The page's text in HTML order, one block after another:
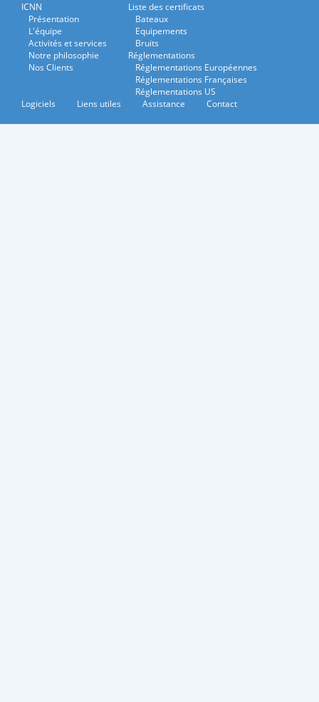
ICNN
Présentation
L'équipe
Activités et services
Notre philosophie
Nos Clients
Liste des certificats
Bateaux
Equipements
Bruits
Réglementations
Réglementations Européennes
Réglementations Françaises
Réglementations US
Logiciels
Liens utiles Assistance Contact